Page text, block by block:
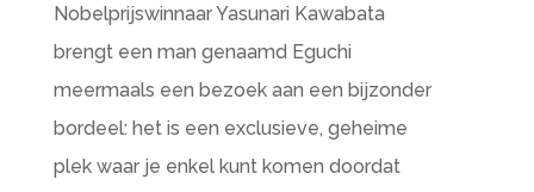
Nobelprijswinnaar Yasunari Kawabata
brengt een man genaamd Eguchi
meermaals een bezoek aan een bijzonder
bordeel: het is een exclusieve, geheime
plek waar je enkel kunt komen doordat